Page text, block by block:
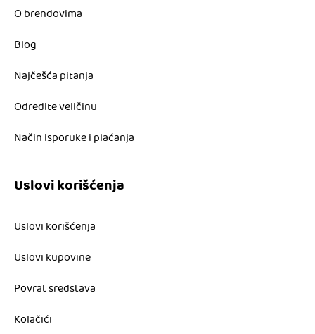
O brendovima
Blog
Najčešća pitanja
Odredite veličinu
Način isporuke i plaćanja
Uslovi korišćenja
Uslovi korišćenja
Uslovi kupovine
Povrat sredstava
Kolačići